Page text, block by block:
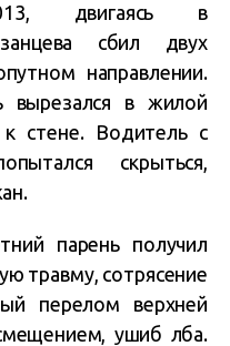
двигаясь в
сбил двух
направлении.
вырезался в жилой
стене. Водитель с
скрыться,
парень получил
травму, сотрясение
перелом верхней
ушиб лба.